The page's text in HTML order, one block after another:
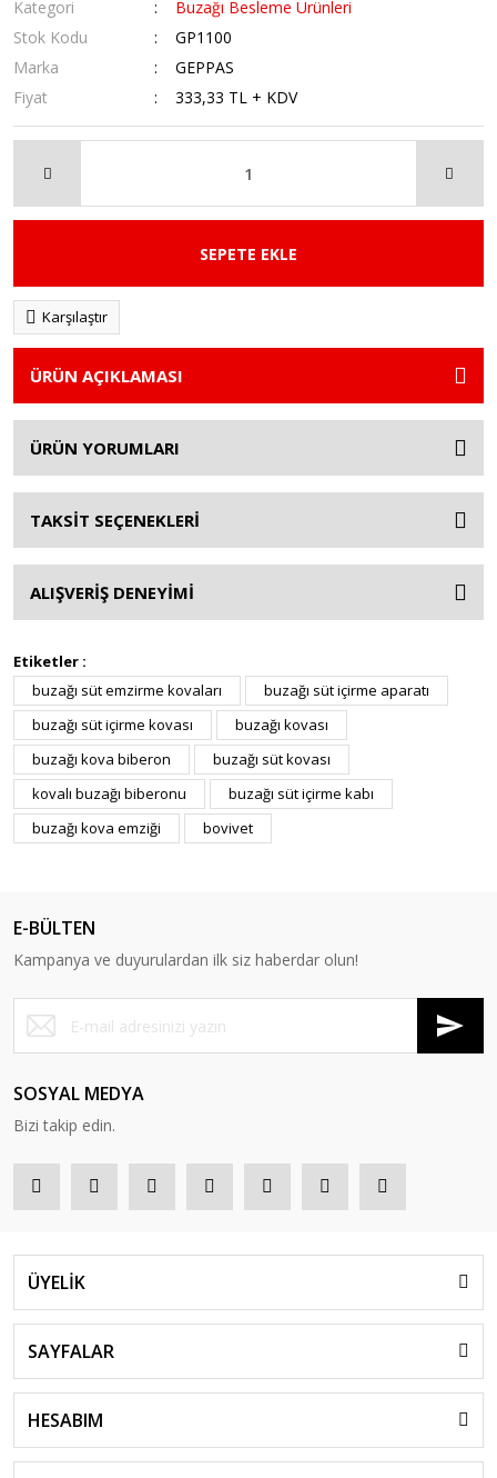
Kategori
Buzağı Besleme Ürünleri
Stok Kodu
GP1100
Marka
GEPPAS
Fiyat
333,33 TL + KDV
SEPETE EKLE
Karşılaştır
ÜRÜN AÇIKLAMASI
ÜRÜN YORUMLARI
TAKSİT SEÇENEKLERİ
ALIŞVERİŞ DENEYİMİ
Etiketler :
buzağı süt emzirme kovaları
buzağı süt içirme aparatı
buzağı süt içirme kovası
buzağı kovası
buzağı kova biberon
buzağı süt kovası
kovalı buzağı biberonu
buzağı süt içirme kabı
buzağı kova emziği
bovivet
E-BÜLTEN
Kampanya ve duyurulardan ilk siz haberdar olun!
SOSYAL MEDYA
Bizi takip edin.
ÜYELİK
SAYFALAR
HESABIM